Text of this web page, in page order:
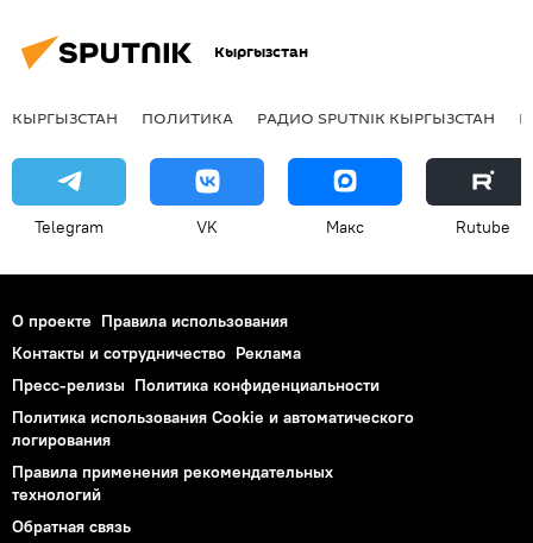
Кыргызстан
КЫРГЫЗСТАН ПОЛИТИКА РАДИО SPUTNIK КЫРГЫЗСТАН
Telegram VK Макс Rutube
О проекте Правила использования
Контакты и сотрудничество Реклама
Пресс-релизы Политика конфиденциальности
Политика использования Cookie и автоматического
логирования
Правила применения рекомендательных
технологий
Обратная связь